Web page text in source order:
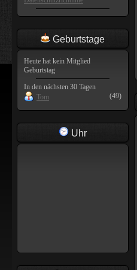
Geburtstage
Heute hat kein Mitglied
Geburtstag
In den nächsten 30 Tagen
Tom
(49)
Uhr